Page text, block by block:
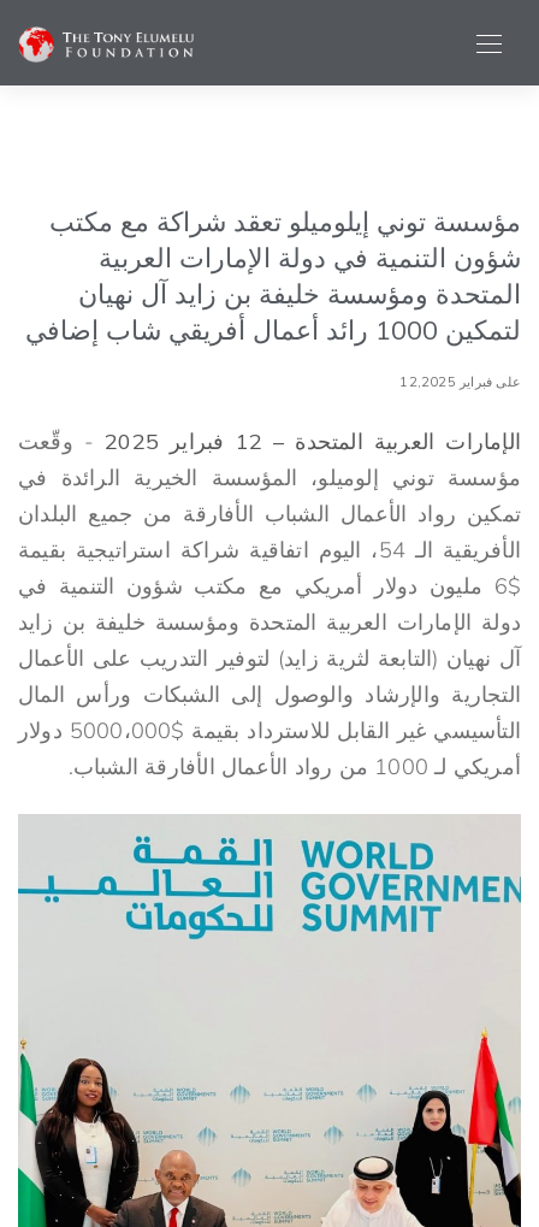
مؤسسة توني إيلوميلو تعقد شراكة مع مكتب
شؤون التنمية في دولة الإمارات العربية
المتحدة ومؤسسة خليفة بن زايد آل نهيان
لتمكين 1000 رائد أعمال أفريقي شاب إضافي
على فبراير 12,2025
الإمارات العربية المتحدة – 12 فبراير 2025 - وقّعت
مؤسسة توني إلوميلو، المؤسسة الخيرية الرائدة في
تمكين رواد الأعمال الشباب الأفارقة من جميع البلدان
الأفريقية الـ 54، اليوم اتفاقية شراكة استراتيجية بقيمة
$6 مليون دولار أمريكي مع مكتب شؤون التنمية في
دولة الإمارات العربية المتحدة ومؤسسة خليفة بن زايد
آل نهيان (التابعة لثرية زايد) لتوفير التدريب على الأعمال
التجارية والإرشاد والوصول إلى الشبكات ورأس المال
التأسيسي غير القابل للاسترداد بقيمة $5000،000 دولار
أمريكي لـ 1000 من رواد الأعمال الأفارقة الشباب.